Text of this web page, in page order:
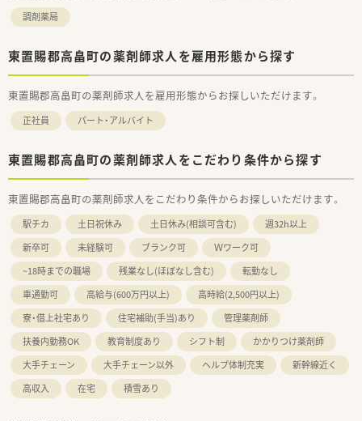
調剤薬局
東置賜郡高畠町の薬剤師求人を雇用形態から探す
東置賜郡高畠町の薬剤師求人を雇用形態からお探しいただけます。
正社員 パート・アルバイト
東置賜郡高畠町の薬剤師求人をこだわり条件から探す
東置賜郡高畠町の薬剤師求人をこだわり条件からお探しいただけます。
駅チカ 土日祝休み 土日休み(相談可含む)
週32h以上
新卒可
未経験可 ブランク可
Ｗワーク可
~18時までの職場
残業なし(ほぼなし含む)
転勤なし
車通勤可
高給与(600万円以上)
高時給(2,500円以上)
寮・借上社宅あり
住宅補助(手当)あり
管理薬剤師
扶養内勤務OK
教育制度あり シフト制
かかりつけ薬剤師
大手チェーン
大手チェーン以外 ヘルプ体制充実
新幹線近く
高収入
在宅 積雪あり